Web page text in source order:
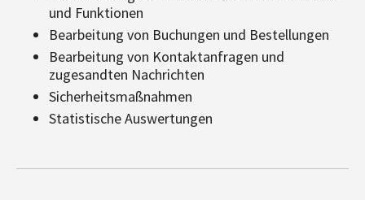
und Funktionen
Bearbeitung von Buchungen und Bestellungen
Bearbeitung von Kontaktanfragen und
zugesandten Nachrichten
Sicherheitsmaßnahmen
Statistische Auswertungen